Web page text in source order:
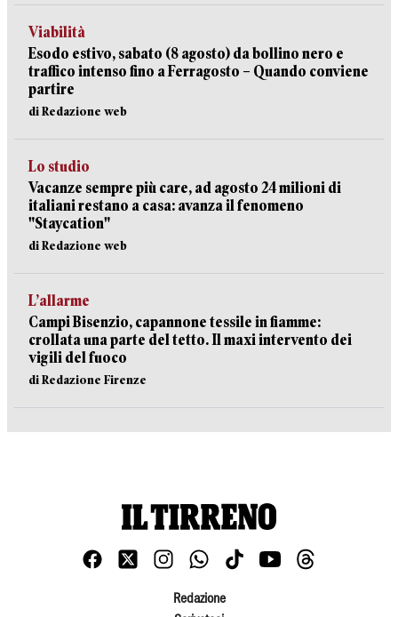
Viabilità
Esodo estivo, sabato (8 agosto) da bollino nero e
traffico intenso fino a Ferragosto – Quando conviene
partire
di Redazione web
Lo studio
Vacanze sempre più care, ad agosto 24 milioni di
italiani restano a casa: avanza il fenomeno
"Staycation"
di Redazione web
L’allarme
Campi Bisenzio, capannone tessile in fiamme:
crollata una parte del tetto. Il maxi intervento dei
vigili del fuoco
di Redazione Firenze
Redazione